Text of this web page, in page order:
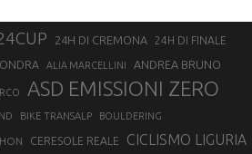
24H DI CREMONA 24H DI FINALE
ALIA MARCELLINI ANDREA BRUNO
ASD EMISSIONI ZERO
BIKE TRANSALP BOULDERING
CERESOLE REALE CICLISMO LIGURIA